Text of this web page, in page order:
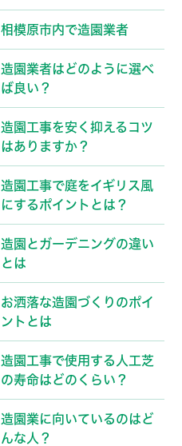
相模原市内で造園業者
造園業者はどのように選べ
ば良い？
造園工事を安く抑えるコツ
はありますか？
造園工事で庭をイギリス風
にするポイントとは？
造園とガーデニングの違い
とは
お洒落な造園づくりのポイ
ントとは
造園工事で使用する人工芝
の寿命はどのくらい？
造園業に向いているのはど
んな人？